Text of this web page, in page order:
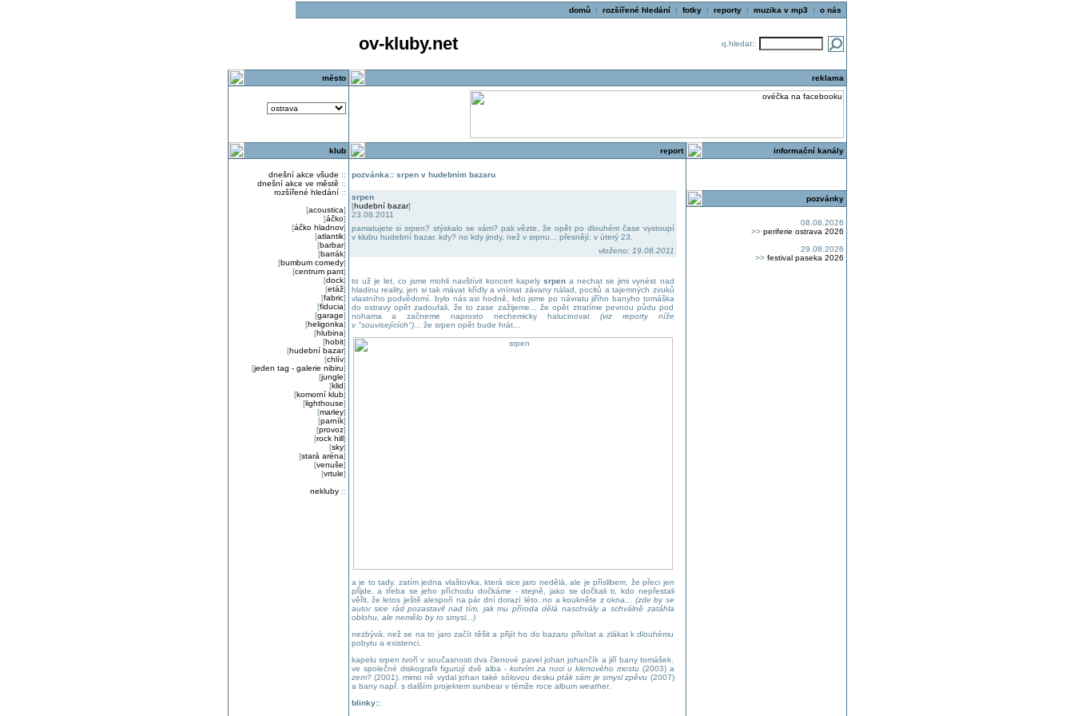
domů| rozšířené hledání| fotky| reporty| muzika v mp3 | o nás
ov-kluby.net q.hledat::
město reklama
klub
dnešní akce všude ::
dnešní akce ve městě ::
rozšířené hledání::
[acoustica]
[áčko]
[áčko hladnov]
[atlantik]
[barbar]
[barrák]
[bumbum comedy]
[centrum pant]
[dock]
[etáž]
[fabric]
[fiducia]
[garage]
[heligonka]
[hlubina]
[hobit]
[hudební bazar]
[chlív]
[jeden tag - galerie nibiru]
[jungle]
[klid]
[komorní klub]
[lighthouse]
[marley]
[parník]
[provoz]
[rock hill]
[sky]
[stará aréna]
[venuše]
[vrtule]
nekluby::
report
pozvánka:: srpen v hudebním bazaru
srpen
[hudební bazar]
23.08.2011
pamatujete si srpen? stýskalo se vám? pak vězte, že opět po dlouhém čase vystoupí
v klubu hudební bazar. kdy? no kdy jindy, než v srpnu... přesnějí: v úterý 23.
vloženo: 19.08.2011
to už je let, co jsme mohli navštívit koncert kapelysrpen a nechat se jimi vynést nad
hladinu reality, jen si tak mávat křídly a vnímat závany nálad, pocitů a tajemných zvuků
vlastního podvědomí. bylo nás asi hodně, kdo jsme po návratu jiřího banyho tomáška
do ostravy opět zadoufali, že to zase zažijeme... že opět ztratíme pevnou půdu pod
nohama a začneme naprosto nechemicky halucinovat (viz reporty níže
v "souvisejících")... že srpen opět bude hrát...
a je to tady. zatím jedna vlaštovka, která sice jaro nedělá, ale je příslibem, že přeci jen
přijde. a třeba se jeho příchodu dočkáme - stejně, jako se dočkali ti, kdo nepřestali
věřit, že letos ještě alespoň na pár dní dorazí léto. no a koukněte z okna... (zde by se
autor sice rád pozastavil nad tím, jak mu příroda dělá naschvály a schválně zatáhla
oblohu, ale nemělo by to smysl...)
nezbývá, než se na to jaro začít těšit a přijít ho do bazaru přivítat a zlákat k dlouhému
pobytu a existenci.
kapelu srpen tvoří v současnosti dva členové pavel johan johančík a jiří bany tomášek.
ve společné diskografii figurují dvě alba - kotvím za noci u klenového mostu(2003) a
zem?(2001). mimo ně vydal johan také sólovou deskupták sám je smysl zpěvu (2007)
a bany např. s dalším projektem sunbear v témže roce album weather.
blinky::
informační kanály
pozvánky
08.08.2026
>> periferie ostrava 2026
29.08.2026
>> festival paseka 2026